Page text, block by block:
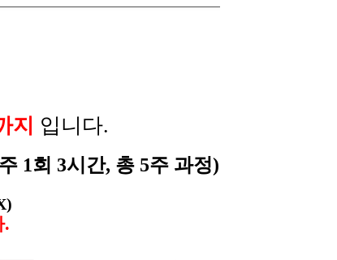
지 입니다.
1회 3시간, 총 5주 과정)
.